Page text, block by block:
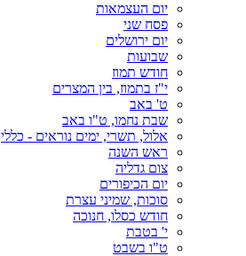
יום העצמאות
פסח שני
יום ירושלים
שבועות
חודש תמוז
י"ז בתמוז, בין המצרים
ט' באב
שבת נחמו, ט"ו באב
אלול, תשרי, ימים נוראים - כללי
ראש השנה
צום גדליה
יום הכיפורים
סוכות, שמיני עצרת
חודש כסלו, חנוכה
י' בטבת
ט"ו בשבט